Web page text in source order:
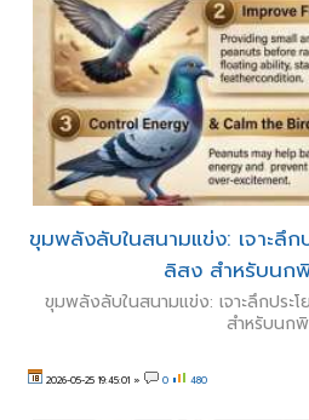
ขุมพลังลับในสนามแข่ง: เจาะลึก
ลิสง สำหรับนก
ขุมพลังลับในสนามแข่ง: เจาะลึกประ
สำหรับนก
2026-05-25 19:45:01 » 0 480